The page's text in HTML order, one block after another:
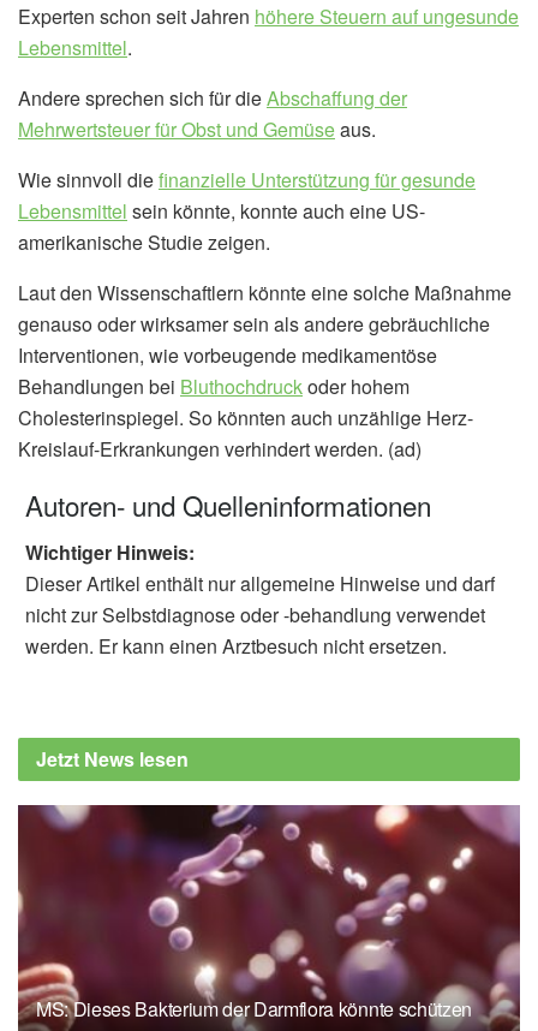
Experten schon seit Jahren höhere Steuern auf ungesunde
Lebensmittel.
Andere sprechen sich für dieAbschaffung der
Mehrwertsteuer für Obst und Gemüseaus.
Wie sinnvoll diefinanzielle Unterstützung für gesunde
Lebensmittel sein könnte, konnte auch eine US-
amerikanische Studie zeigen.
Laut den Wissenschaftlern könnte eine solche Maßnahme
genauso oder wirksamer sein als andere gebräuchliche
Interventionen, wie vorbeugende medikamentöse
Behandlungen bei Bluthochdruckoder hohem
Cholesterinspiegel. So könnten auch unzählige Herz-
Kreislauf-Erkrankungen verhindert werden. (ad)
Autoren- und Quelleninformationen
Wichtiger Hinweis:
Dieser Artikel enthält nur allgemeine Hinweise und darf
nicht zur Selbstdiagnose oder -behandlung verwendet
werden. Er kann einen Arztbesuch nicht ersetzen.
Jetzt News lesen
MS: Dieses Bakterium der Darmflora könnte schützen